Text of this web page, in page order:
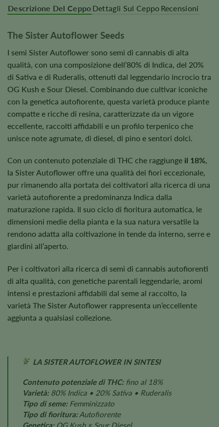
Descrizione Del Ceppo Dettagli Sul Ceppo Recensioni
The Sister Autoflower Seeds
I semi Sister Autoflower sono semi di cannabis di alta
qualità, con una composizione dell’80% di Indica, del 20%
di Sativa e di Ruderalis, ottenuti dal leggendario incrocio tra
OG Kush e Sour Diesel. Combinando due cultivar iconiche
con la genetica autofiorente, questa varietà produce piante
compatte e ricche di resina, caratterizzate da un vigore
eccellente, raccolti affidabili e un profilo terpenico che
unisce note agrumate, di diesel, di pino e sentori dolci.
Con un contenuto potenziale di THC che raggiunge il 18%,
la Sister Autoflower offre una qualità dei fiori eccezionale,
pur rimanendo alla portata dei coltivatori alla ricerca di una
varietà autofiorente a predominanza Indica dalla
maturazione rapida. Il suo ciclo di fioritura automatica, le
dimensioni medie della pianta e la sua natura versatile la
rendono adatta alla coltivazione in tende da interno, serre e
giardini all’aperto.
Per i coltivatori alla ricerca di semi di cannabis autofiorenti
di alta qualità, con genetiche parentali leggendarie, aromi
intensi e prestazioni affidabili dal seme al raccolto, la
varietà The Sister Autoflower rappresenta un’eccellente
aggiunta a qualsiasi collezione.
LA SISTER AUTOFLOWER IN SINTESI
Contenuto potenziale di THC:fino al 18%
Varietà:80% Indica • 20% Sativa • Ruderalis
Tipo di seme:Femminizzato
Tipo di fioritura:Autofiorente